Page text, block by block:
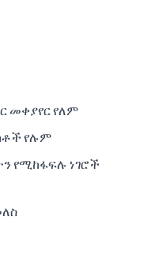
መቀያየር የለም
የሉም
የሚከፋፍሉ ነገሮች